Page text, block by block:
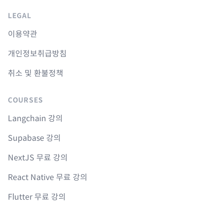
LEGAL
이용약관
개인정보취급방침
취소 및 환불정책
COURSES
Langchain 강의
Supabase 강의
NextJS 무료 강의
React Native 무료 강의
Flutter 무료 강의